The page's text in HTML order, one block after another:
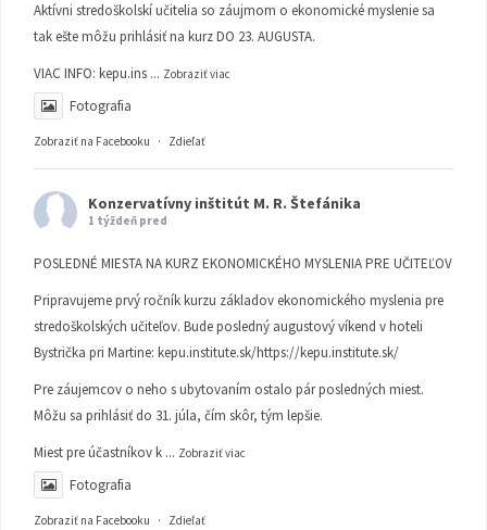
Aktívni stredoškolskí učitelia so záujmom o ekonomické myslenie sa
tak ešte môžu prihlásiť na kurz DO 23. AUGUSTA.
VIAC INFO: kepu.ins ... Zobraziť viac
Fotografia
Zobraziť na Facebooku · Zdieľať
Konzervatívny inštitút M. R. Štefánika
1 týždeň pred
POSLEDNÉ MIESTA NA KURZ EKONOMICKÉHO MYSLENIA PRE UČITEĽOV
Pripravujeme prvý ročník kurzu základov ekonomického myslenia pre
stredoškolských učiteľov. Bude posledný augustový víkend v hoteli
Bystrička pri Martine: kepu.institute.sk/https://kepu.institute.sk/
Pre záujemcov o neho s ubytovaním ostalo pár posledných miest.
Môžu sa prihlásiť do 31. júla, čím skôr, tým lepšie.
Miest pre účastníkov k ... Zobraziť viac
Fotografia
Zobraziť na Facebooku · Zdieľať